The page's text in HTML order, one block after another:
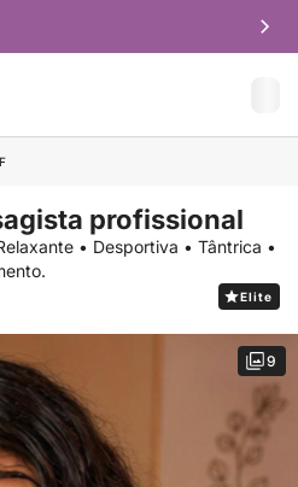
profissional
• Desportiva • Tântrica •
Elite
9